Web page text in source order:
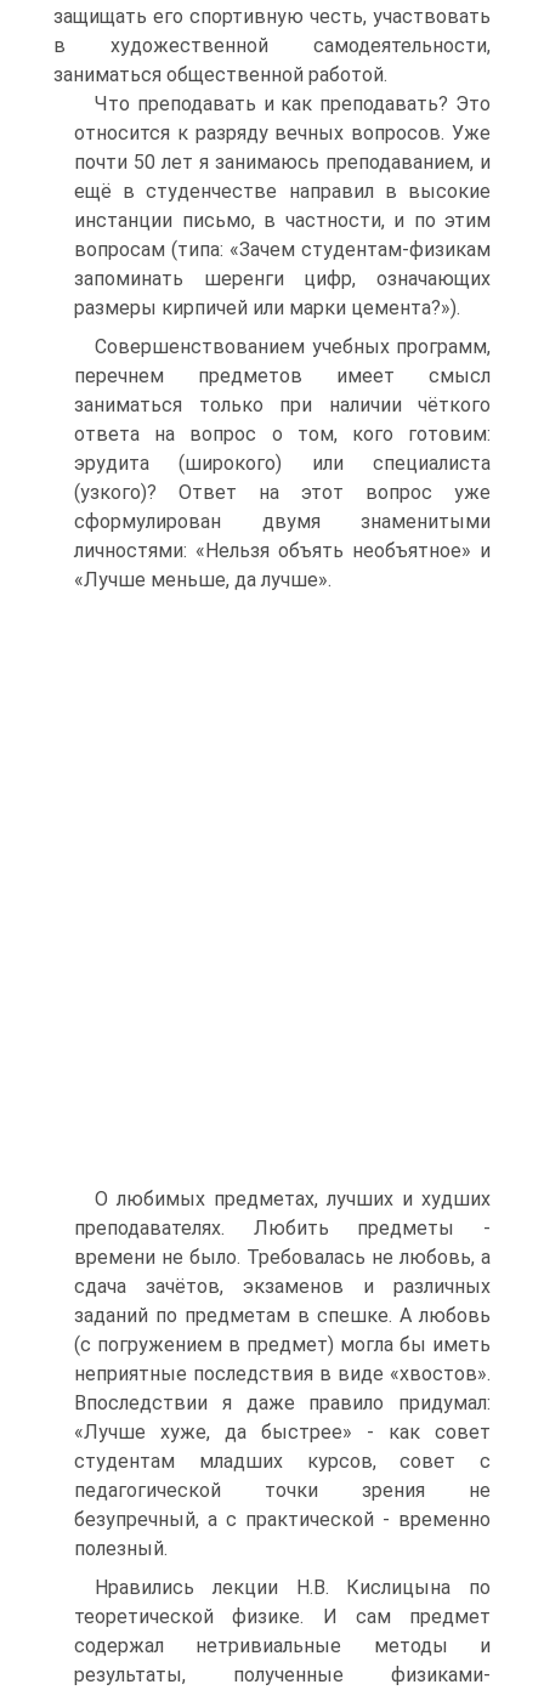
защищать его спортивную честь, участвовать
в художественной самодеятельности,
заниматься общественной работой.
Что преподавать и как преподавать? Это
относится к разряду вечных вопросов. Уже
почти 50 лет я занимаюсь преподаванием, и
ещё в студенчестве направил в высокие
инстанции письмо, в частности, и по этим
вопросам (типа: «Зачем студентам-физикам
запоминать шеренги цифр, означающих
размеры кирпичей или марки цемента?»).
Совершенствованием учебных программ,
перечнем предметов имеет смысл
заниматься только при наличии чёткого
ответа на вопрос о том, кого готовим:
эрудита (широкого) или специалиста
(узкого)? Ответ на этот вопрос уже
сформулирован двумя знаменитыми
личностями: «Нельзя объять необъятное» и
«Лучше меньше, да лучше».
О любимых предметах, лучших и худших
преподавателях. Любить предметы -
времени не было. Требовалась не любовь, а
сдача зачётов, экзаменов и различных
заданий по предметам в спешке. А любовь
(с погружением в предмет) могла бы иметь
неприятные последствия в виде «хвостов».
Впоследствии я даже правило придумал:
«Лучше хуже, да быстрее» - как совет
студентам младших курсов, совет с
педагогической точки зрения не
безупречный, а с практической - временно
полезный.
Нравились лекции Н.В. Кислицына по
теоретической физике. И сам предмет
содержал нетривиальные методы и
результаты, полученные физиками-